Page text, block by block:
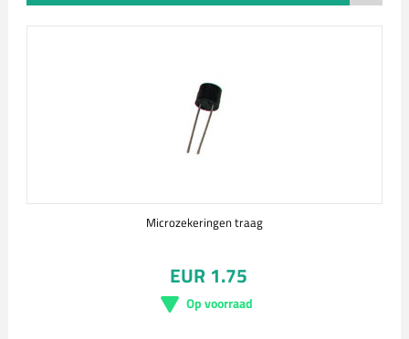
Microzekeringen traag
EUR 1.75
Op voorraad